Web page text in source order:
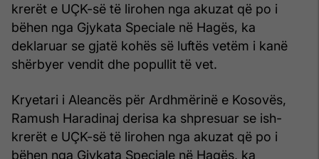
krerët e UÇK-së të lirohen nga akuzat që po i
bëhen nga Gjykata Speciale në Hagës, ka
deklaruar se gjatë kohës së luftës vetëm i kanë
shërbyer vendit dhe popullit të vet.
Kryetari i Aleancës për Ardhmërinë e Kosovës,
Ramush Haradinaj derisa ka shpresuar se ish-
krerët e UÇK-së të lirohen nga akuzat që po i
bëhen nga Gjykata Speciale në Hagës, ka